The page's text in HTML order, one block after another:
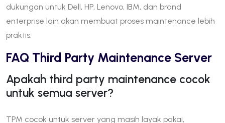
dukungan untuk Dell, HP, Lenovo, IBM, dan brand
enterprise lain akan membuat proses maintenance lebih
praktis.
FAQ Third Party Maintenance Server
Apakah third party maintenance cocok
untuk semua server?
TPM cocok untuk server yang masih layak pakai,